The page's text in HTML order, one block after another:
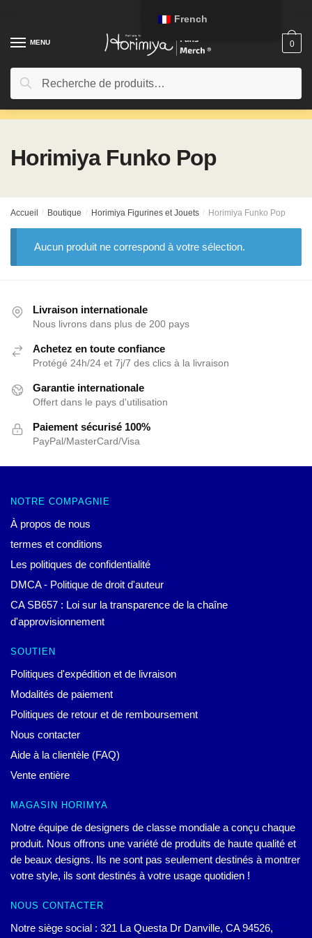
contenuMENU
Rechercher:
Recherche
0
Horimiya Funko Pop
Accueil / Boutique / Horimiya Figurines et Jouets / Horimiya Funko Pop
Aucun produit ne correspond à votre sélection.
Livraison internationale
Nous livrons dans plus de 200 pays
Achetez en toute confiance
Protégé 24h/24 et 7j/7 des clics à la livraison
Garantie internationale
Offert dans le pays d'utilisation
Paiement sécurisé 100%
PayPal/MasterCard/Visa
NOTRE COMPAGNIE
À propos de nous
termes et conditions
Les politiques de confidentialité
DMCA - Politique de droit d'auteur
CA SB657 : Loi sur la transparence de la chaîne
d'approvisionnement
SOUTIEN
Politiques d'expédition et de livraison
Modalités de paiement
Politiques de retour et de remboursement
Nous contacter
Aide à la clientèle (FAQ)
Vente entière
MAGASIN HORIMYA
Notre équipe de designers de classe mondiale a conçu chaque
produit. Nous offrons une variété de produits de haute qualité et
de beaux designs. Ils ne sont pas seulement destinés à montrer
votre style, ils sont destinés à votre usage quotidien !
NOUS CONTACTER
Notre siège social : 321 La Questa Dr Danville, CA 94526,
French